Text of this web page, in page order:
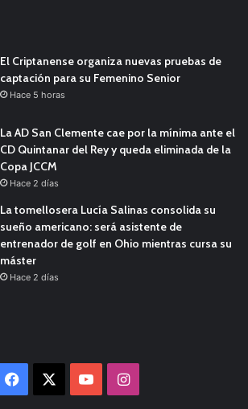
El Criptanense organiza nuevas pruebas de
captación para su Femenino Senior
Hace 5 horas
La AD San Clemente cae por la mínima ante el
CD Quintanar del Rey y queda eliminada de la
Copa JCCM
Hace 2 días
La tomellosera Lucía Salinas consolida su
sueño americano: será asistente de
entrenador de golf en Ohio mientras cursa su
máster
Hace 2 días
Facebook YouTubeInstagram